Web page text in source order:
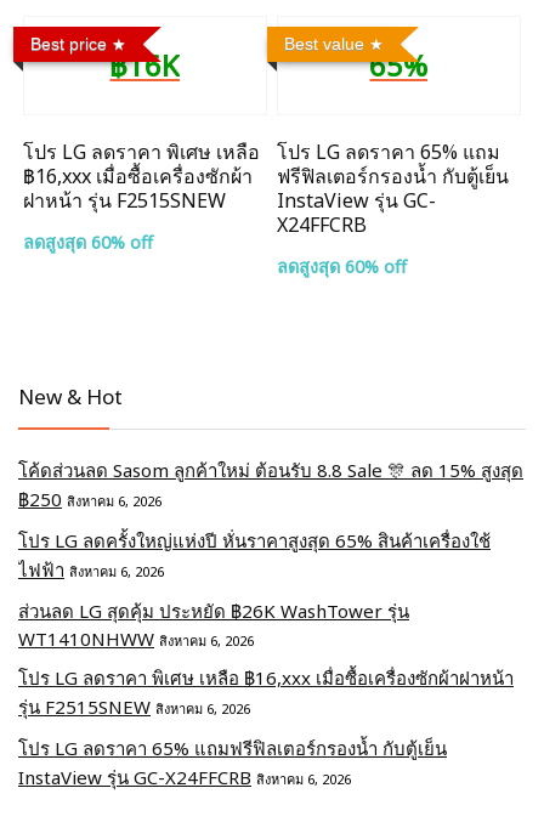
Best price
฿16K
โปร LG ลดราคา พิเศษ เหลือ
฿16,xxx เมื่อซื้อเครื่องซักผ้า
ฝาหน้า รุ่น F2515SNEW
ลดสูงสุด 60% off
Best value
65%
โปร LG ลดราคา 65% แถม
ฟรีฟิลเตอร์กรองน้ำ กับตู้เย็น
InstaView รุ่น GC-
X24FFCRB
ลดสูงสุด 60% off
New & Hot
โค้ดส่วนลด Sasom ลูกค้าใหม่ ต้อนรับ 8.8 Sale 🎊 ลด 15% สูงสุด
฿250 สิงหาคม 6, 2026
โปร LG ลดครั้งใหญ่แห่งปี หั่นราคาสูงสุด 65% สินค้าเครื่องใช้
ไฟฟ้า สิงหาคม 6, 2026
ส่วนลด LG สุดคุ้ม ประหยัด ฿26K WashTower รุ่น
WT1410NHWW สิงหาคม 6, 2026
โปร LG ลดราคา พิเศษ เหลือ ฿16,xxx เมื่อซื้อเครื่องซักผ้าฝาหน้า
รุ่น F2515SNEW สิงหาคม 6, 2026
โปร LG ลดราคา 65% แถมฟรีฟิลเตอร์กรองน้ำ กับตู้เย็น
InstaView รุ่น GC-X24FFCRB สิงหาคม 6, 2026